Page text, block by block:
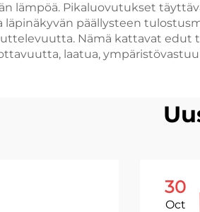
lämpöä. Pikaluovutukset
läpinäkyvän päällysteen
Nämä kattavat
laatua,
30
Oct